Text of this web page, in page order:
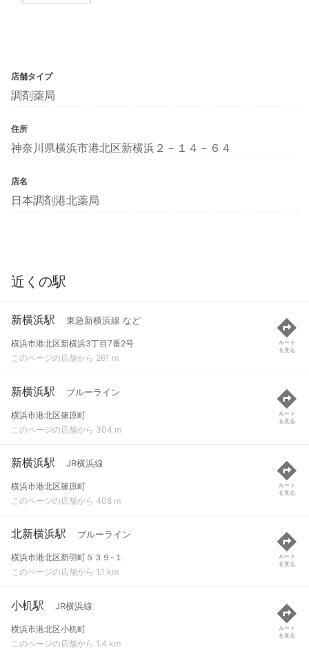
店舗タイプ
調剤薬局
住所
神奈川県横浜市港北区新横浜２－１４－６４
店名
日本調剤港北薬局
近くの駅
新横浜駅 東急新横浜線 など
横浜市港北区新横浜3丁目7番2号
このページの店舗から 261 m
ルート
を見る
新横浜駅 ブルーライン
横浜市港北区篠原町
このページの店舗から 304 m
ルート
を見る
新横浜駅 JR横浜線
横浜市港北区篠原町
このページの店舗から 408 m
ルート
を見る
北新横浜駅 ブルーライン
横浜市港北区新羽町５３９-１
このページの店舗から 1.1 km
ルート
を見る
小机駅 JR横浜線
横浜市港北区小机町
このページの店舗から 1.4 km
ルート
を見る